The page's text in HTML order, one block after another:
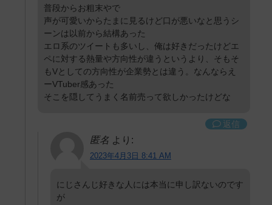
普段からお粗末やで
声が可愛いからたまに見るけど口が悪いなと思うシ
ーンは以前から結構あった
エロ系のツイートも多いし、俺は好きだったけどエ
ペに対する熱量や方向性が違うというより、そもそ
もVとしての方向性が企業勢とは違う。なんならえ
ーVTuber感あった
そこを隠してうまく名前売って欲しかったけどな
返信
匿名 より:
2023年4月3日 8:41 AM
にじさんじ好きな人には本当に申し訳ないのです
が